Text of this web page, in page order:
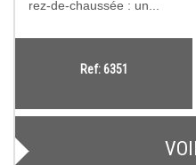
rez-de-chaussée : un...
Ref: 6351